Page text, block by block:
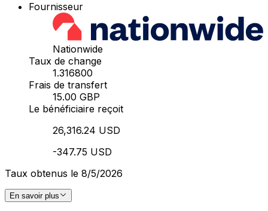
Fournisseur
Nationwide
Taux de change
1.316800
Frais de transfert
15.00 GBP
Le bénéficiaire reçoit
26,316.24 USD
-347.75 USD
Taux obtenus le 8/5/2026
En savoir plus